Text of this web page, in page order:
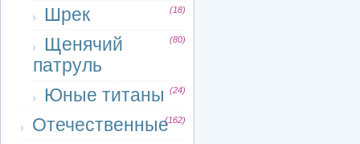
Шрек (18)
Щенячий
патруль
(80)
Юные титаны (24)
Отечественные(162)